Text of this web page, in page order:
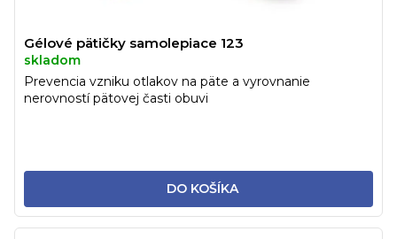
Gélové pätičky samolepiace 123
skladom
DO KOŠÍKA
Prevencia vzniku otlakov na päte a vyrovnanie
nerovností pätovej časti obuvi